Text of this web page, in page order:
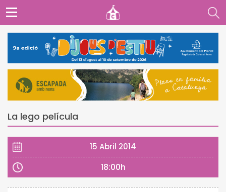
La lego película
15 Abril 2014
18:00h